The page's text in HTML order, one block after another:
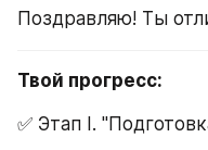
Поздравляю! Ты
Твой прогресс:
✅ Этап I.